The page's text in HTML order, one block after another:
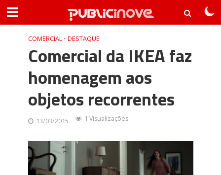
COMERCIAL • DESTAQUE
Comercial da IKEA faz
homenagem aos
objetos recorrentes
13/03/2015 1 Visualizações